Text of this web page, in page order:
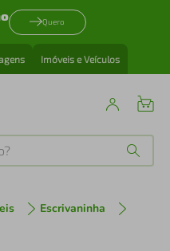
Quero
Imóveis e Veículos
Escrivaninha